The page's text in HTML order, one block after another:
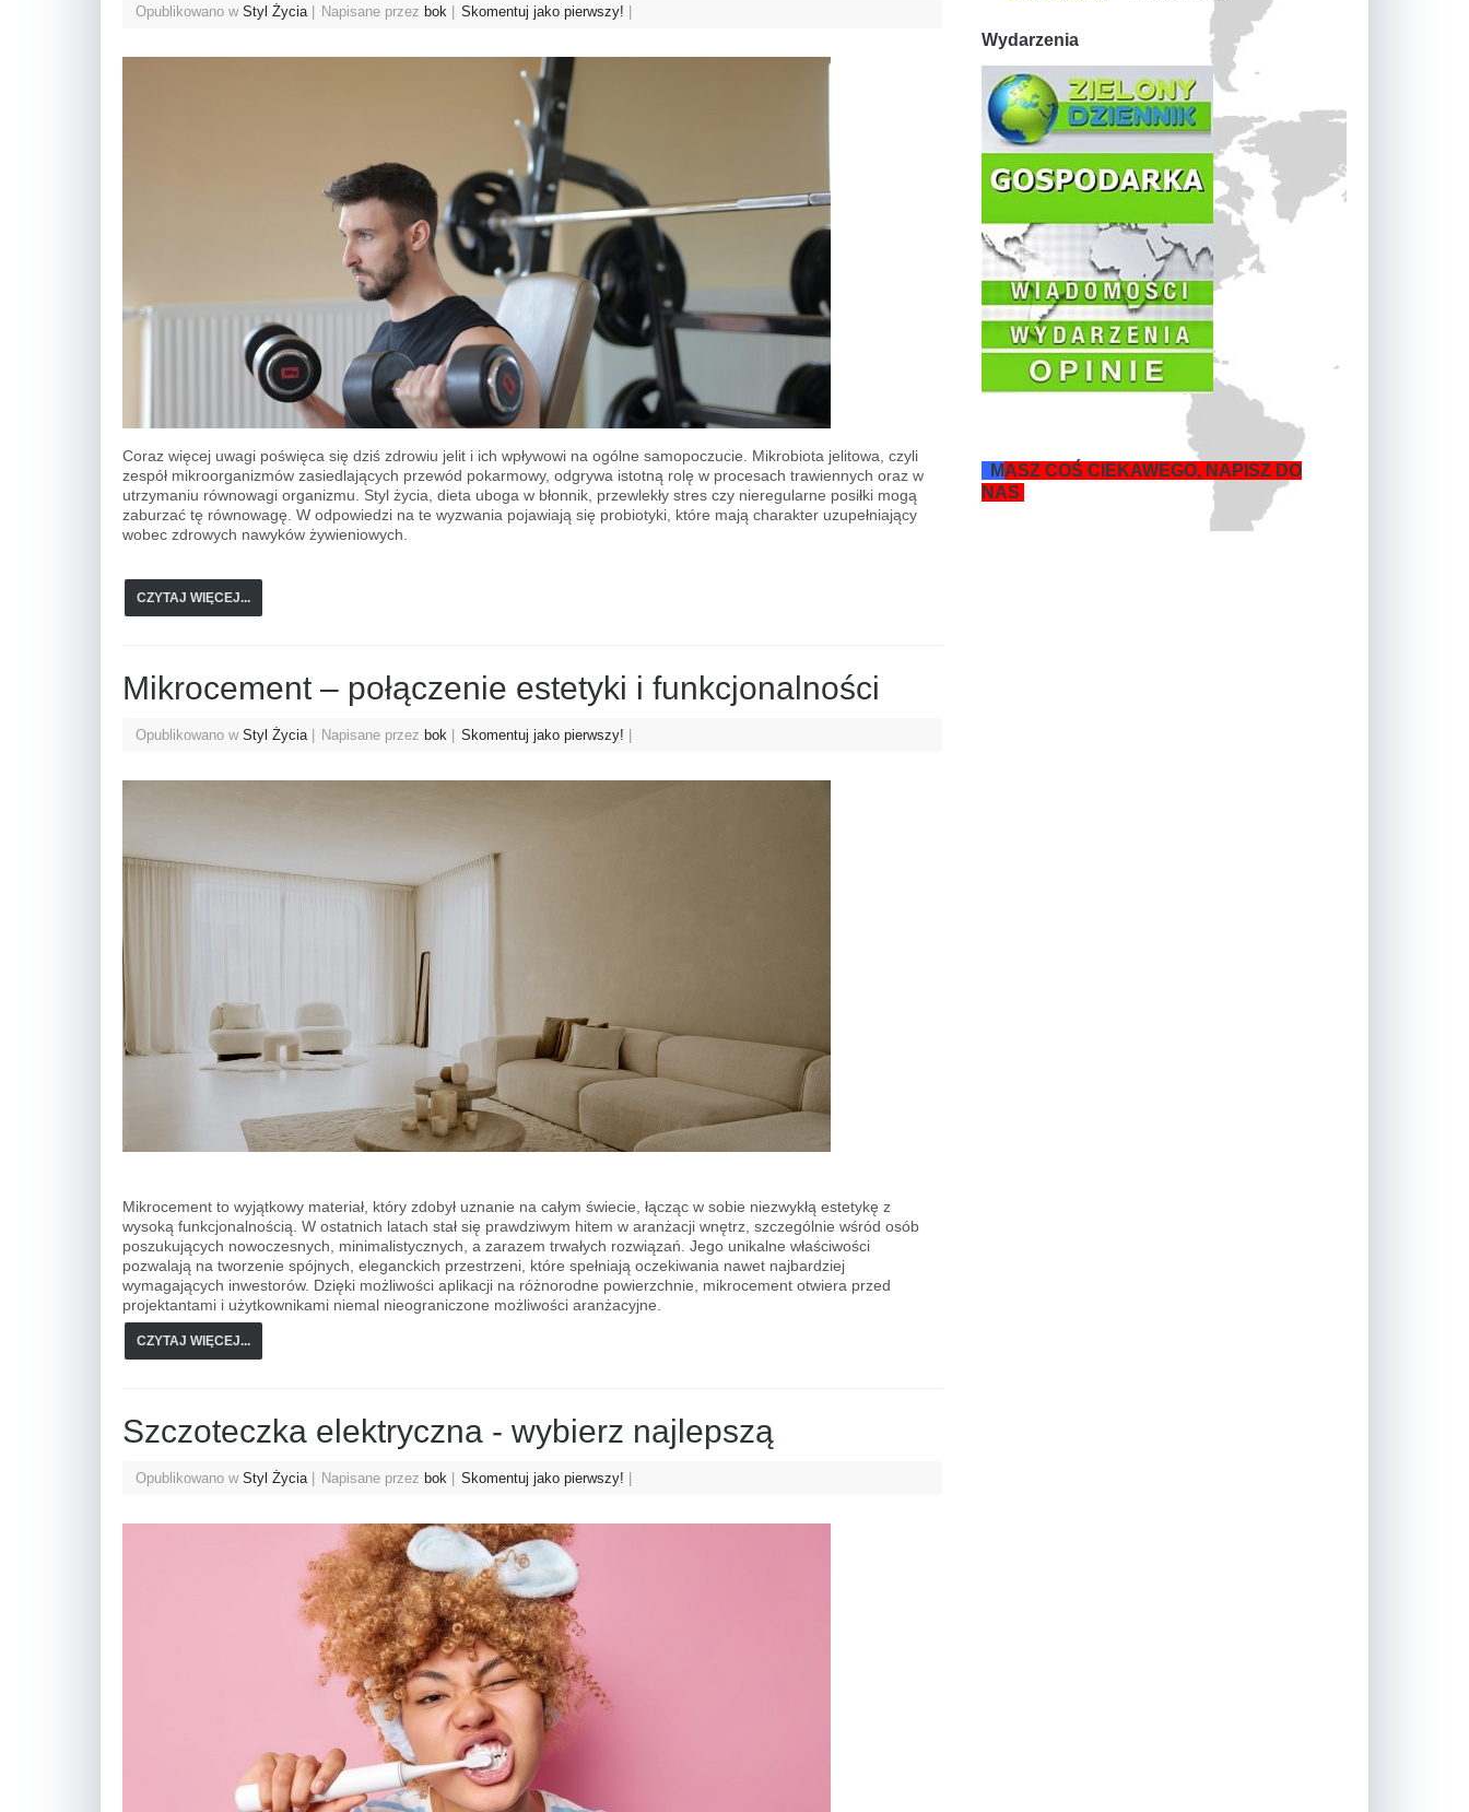
Opublikowano w Styl Życia Napisane przez bok Skomentuj jako pierwszy!
Coraz więcej uwagi poświęca się dziś zdrowiu jelit i ich wpływowi na ogólne samopoczucie. Mikrobiota jelitowa, czyli
zespół mikroorganizmów zasiedlających przewód pokarmowy, odgrywa istotną rolę w procesach trawiennych oraz w
utrzymaniu równowagi organizmu. Styl życia, dieta uboga w błonnik, przewlekły stres czy nieregularne posiłki mogą
zaburzać tę równowagę. W odpowiedzi na te wyzwania pojawiają się probiotyki, które mają charakter uzupełniający
wobec zdrowych nawyków żywieniowych.
CZYTAJ WIĘCEJ...
Mikrocement – połączenie estetyki i funkcjonalności
Opublikowano w Styl Życia Napisane przez bok Skomentuj jako pierwszy!
Mikrocement to wyjątkowy materiał, który zdobył uznanie na całym świecie, łącząc w sobie niezwykłą estetykę z
wysoką funkcjonalnością. W ostatnich latach stał się prawdziwym hitem w aranżacji wnętrz, szczególnie wśród osób
poszukujących nowoczesnych, minimalistycznych, a zarazem trwałych rozwiązań. Jego unikalne właściwości
pozwalają na tworzenie spójnych, eleganckich przestrzeni, które spełniają oczekiwania nawet najbardziej
wymagających inwestorów. Dzięki możliwości aplikacji na różnorodne powierzchnie, mikrocement otwiera przed
projektantami i użytkownikami niemal nieograniczone możliwości aranżacyjne.
CZYTAJ WIĘCEJ...
Szczoteczka elektryczna - wybierz najlepszą
Opublikowano w Styl Życia Napisane przez bok Skomentuj jako pierwszy!
Wydarzenia
MASZ COŚ CIEKAWEGO, NAPISZ DO
NAS